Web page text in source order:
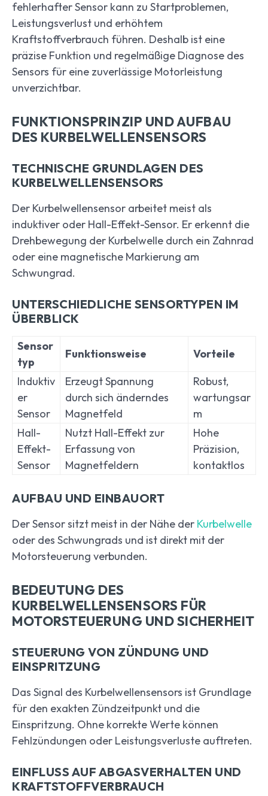
fehlerhafter Sensor kann zu Startproblemen,
Leistungsverlust und erhöhtem
Kraftstoffverbrauch führen. Deshalb ist eine
präzise Funktion und regelmäßige Diagnose des
Sensors für eine zuverlässige Motorleistung
unverzichtbar.
FUNKTIONSPRINZIP UND AUFBAU
DES KURBELWELLENSENSORS
TECHNISCHE GRUNDLAGEN DES
KURBELWELLENSENSORS
Der Kurbelwellensensor arbeitet meist als
induktiver oder Hall-Effekt-Sensor. Er erkennt die
Drehbewegung der Kurbelwelle durch ein Zahnrad
oder eine magnetische Markierung am
Schwungrad.
UNTERSCHIEDLICHE SENSORTYPEN IM
ÜBERBLICK
Sensor
typ
Funktionsweise
Vorteile
Induktiv
er
Sensor
Erzeugt Spannung
durch sich änderndes
Magnetfeld
Robust,
wartungsar
m
Hall-
Effekt-
Sensor
Nutzt Hall-Effekt zur
Erfassung von
Magnetfeldern
Hohe
Präzision,
kontaktlos
AUFBAU UND EINBAUORT
Der Sensor sitzt meist in der Nähe der Kurbelwelle
oder des Schwungrads und ist direkt mit der
Motorsteuerung verbunden.
BEDEUTUNG DES
KURBELWELLENSENSORS FÜR
MOTORSTEUERUNG UND SICHERHEIT
STEUERUNG VON ZÜNDUNG UND
EINSPRITZUNG
Das Signal des Kurbelwellensensors ist Grundlage
für den exakten Zündzeitpunkt und die
Einspritzung. Ohne korrekte Werte können
Fehlzündungen oder Leistungsverluste auftreten.
EINFLUSS AUF ABGASVERHALTEN UND
KRAFTSTOFFVERBRAUCH